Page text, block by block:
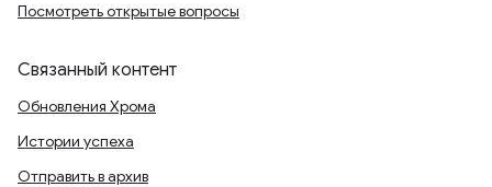
Посмотреть открытые вопросы
Связанный контент
Обновления Хрома
Истории успеха
Отправить в архив